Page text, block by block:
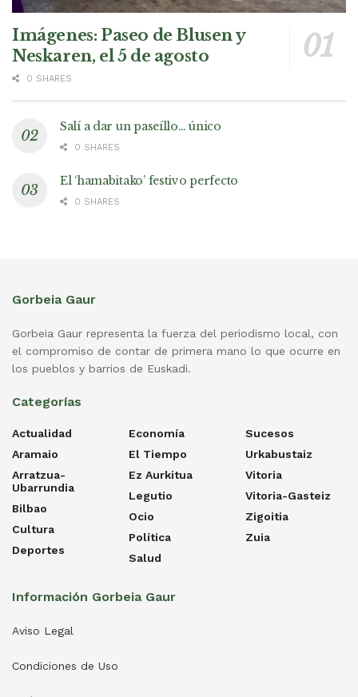
Imágenes: Paseo de Blusen y
Neskaren, el 5 de agosto
0 SHARES
Salí a dar un paseíllo… único
0 SHARES
El ‘hamabitako’ festivo perfecto
0 SHARES
Gorbeia Gaur
Gorbeia Gaur representa la fuerza del periodismo local, con
el compromiso de contar de primera mano lo que ocurre en
los pueblos y barrios de Euskadi.
Categorías
Actualidad
Aramaio
Arratzua-
Ubarrundia
Bilbao
Cultura
Deportes
Economía
El Tiempo
Ez Aurkitua
Legutio
Ocio
Política
Salud
Sucesos
Urkabustaiz
Vitoria
Vitoria-Gasteiz
Zigoitia
Zuia
Información Gorbeia Gaur
Aviso Legal
Condiciones de Uso